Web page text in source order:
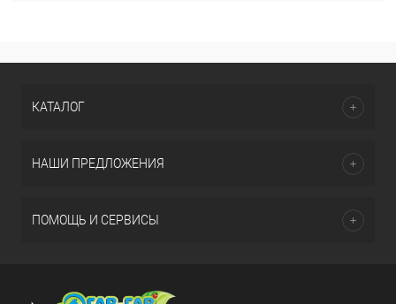
КАТАЛОГ
НАШИ ПРЕДЛОЖЕНИЯ
ПОМОЩЬ И СЕРВИСЫ